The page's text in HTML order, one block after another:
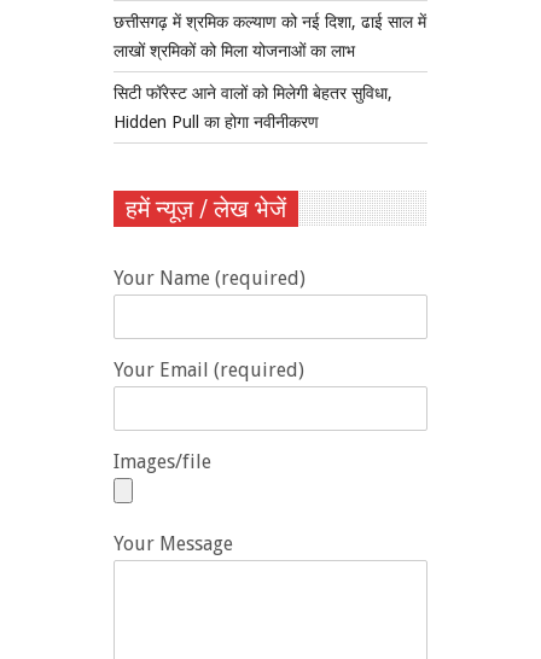
छत्तीसगढ़ में श्रमिक कल्याण को नई दिशा, ढाई साल में
लाखों श्रमिकों को मिला योजनाओं का लाभ
सिटी फॉरेस्ट आने वालों को मिलेगी बेहतर सुविधा,
Hidden Pull का होगा नवीनीकरण
हमें न्यूज़ / लेख भेजें
Your Name (required)
Your Email (required)
Images/file
Your Message